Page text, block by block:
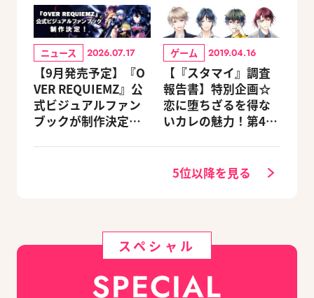
ニュース 2026.07.17
【9月発売予定】『O
VER REQUIEMZ』公
式ビジュアルファン
ブックが制作決定！
ゲーム 2019.04.16
【『スタマイ』調査
報告書】特別企画☆
恋に堕ちざるを得な
いカレの魅力！第4
5位以降を見る
スペシャル
SPECIAL